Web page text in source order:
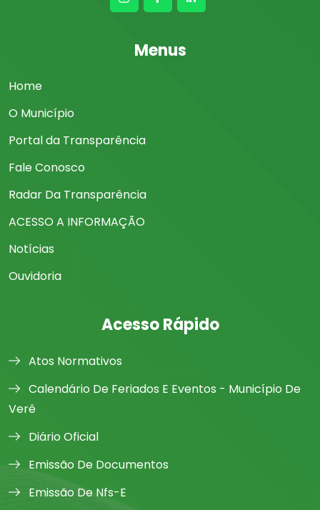
Menus
Home
O Município
Portal da Transparência
Fale Conosco
Radar Da Transparência
ACESSO A INFORMAÇÃO
Notícias
Ouvidoria
Acesso Rápido
Atos Normativos
Calendário De Feriados E Eventos - Município De
Verê
Diário Oficial
Emissão De Documentos
Emissão De Nfs-E